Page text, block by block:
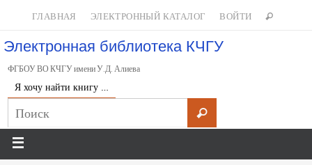
ГЛАВНАЯ ЭЛЕКТРОННЫЙ КАТАЛОГ ВОЙТИ
Электронная библиотека КЧГУ
ФГБОУ ВО КЧГУ имени У.Д. Алиева
Я хочу найти книгу …